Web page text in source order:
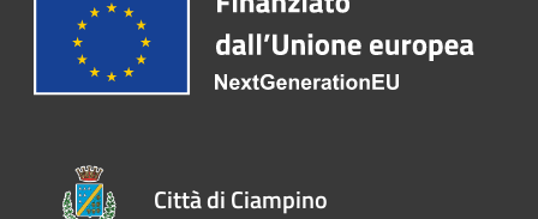
Città di Ciampino